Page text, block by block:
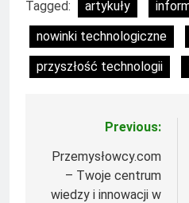
Tagged: artykuły
nowinki technologiczne
przyszłość technologii
Nawigacja
wpisu
Previous:
Przemysłowcy.com
– Twoje centrum
wiedzy i innowacji w